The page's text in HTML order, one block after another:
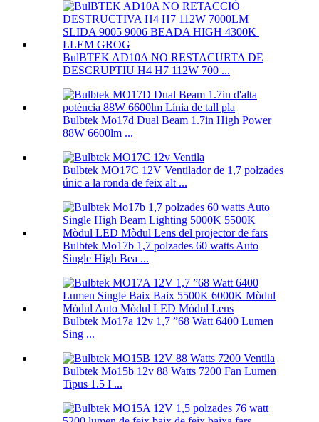
BulBTEK AD10A NO RESTACURTA DE
DESCRUPTIU H4 H7 112W 700 ...
Bulbtek Mo17d Dual Beam 1.7in High Power
88W 6600lm ...
Bulbtek MO17C 12V Ventilador de 1,7 polzades
únic a la ronda de feix alt ...
Bulbtek Mo17b 1,7 polzades 60 watts Auto
Single High Bea ...
Bulbtek Mo17a 12v 1,7 ”68 Watt 6400 Lumen
Sing ...
Bulbtek Mo15b 12v 88 Watts 7200 Fan Lumen
Tipus 1.5 I ...